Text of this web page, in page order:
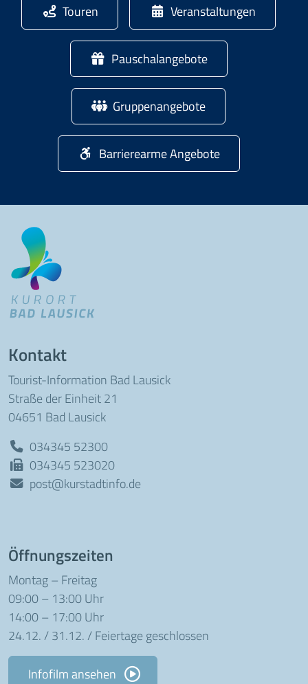
Touren Veranstaltungen
Pauschalangebote
Gruppenangebote
Barrierearme Angebote
Kontakt
Tourist-Information Bad Lausick
Straße der Einheit 21
04651 Bad Lausick
034345 52300
034345 523020
post@kurstadtinfo.de
Öffnungszeiten
Montag – Freitag
09:00 – 13:00 Uhr
14:00 – 17:00 Uhr
24.12. / 31.12. / Feiertage geschlossen
Infofilm ansehen